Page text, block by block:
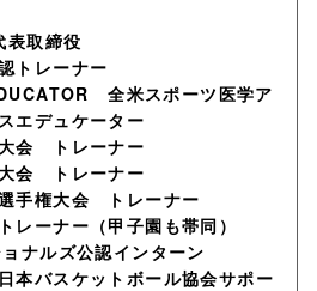
表取締役
トレーナー
全米スポーツ医学ア
エデュケーター
大会 トレーナー
大会 トレーナー
手権大会 トレーナー
ーナー（甲子園も帯同）
ナルズ公認インターン
本バスケットボール協会サポー